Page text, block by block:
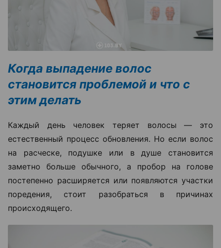
Когда выпадение волос
становится проблемой и что с
этим делать
Каждый день человек теряет волосы — это
естественный процесс обновления. Но если волос
на расческе, подушке или в душе становится
заметно больше обычного, а пробор на голове
постепенно расширяется или появляются участки
поредения, стоит разобраться в причинах
происходящего.